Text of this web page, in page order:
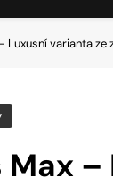
Luxusní varianta